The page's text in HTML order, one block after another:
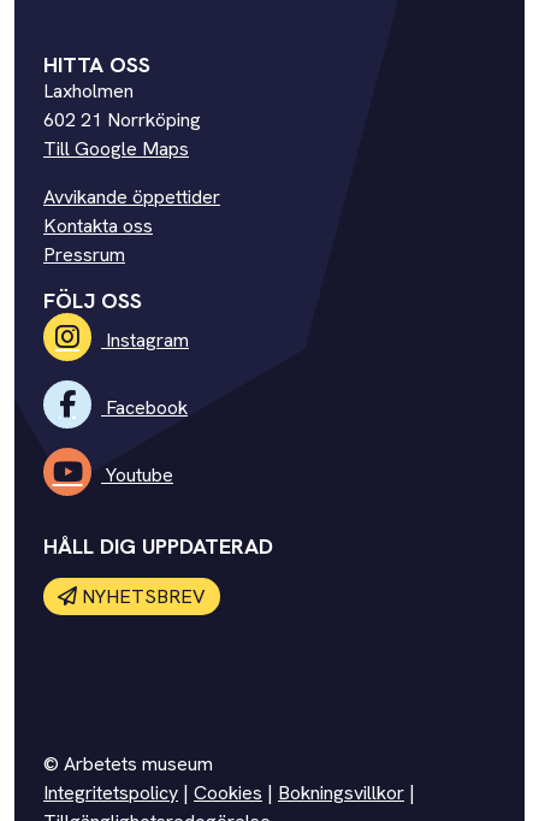
HITTA OSS
Laxholmen
602 21 Norrköping
Till Google Maps
Avvikande öppettider
Kontakta oss
Pressrum
FÖLJ OSS
Instagram
Facebook
Youtube
HÅLL DIG UPPDATERAD
NYHETSBREV
© Arbetets museum
Integritetspolicy | Cookies | Bokningsvillkor |